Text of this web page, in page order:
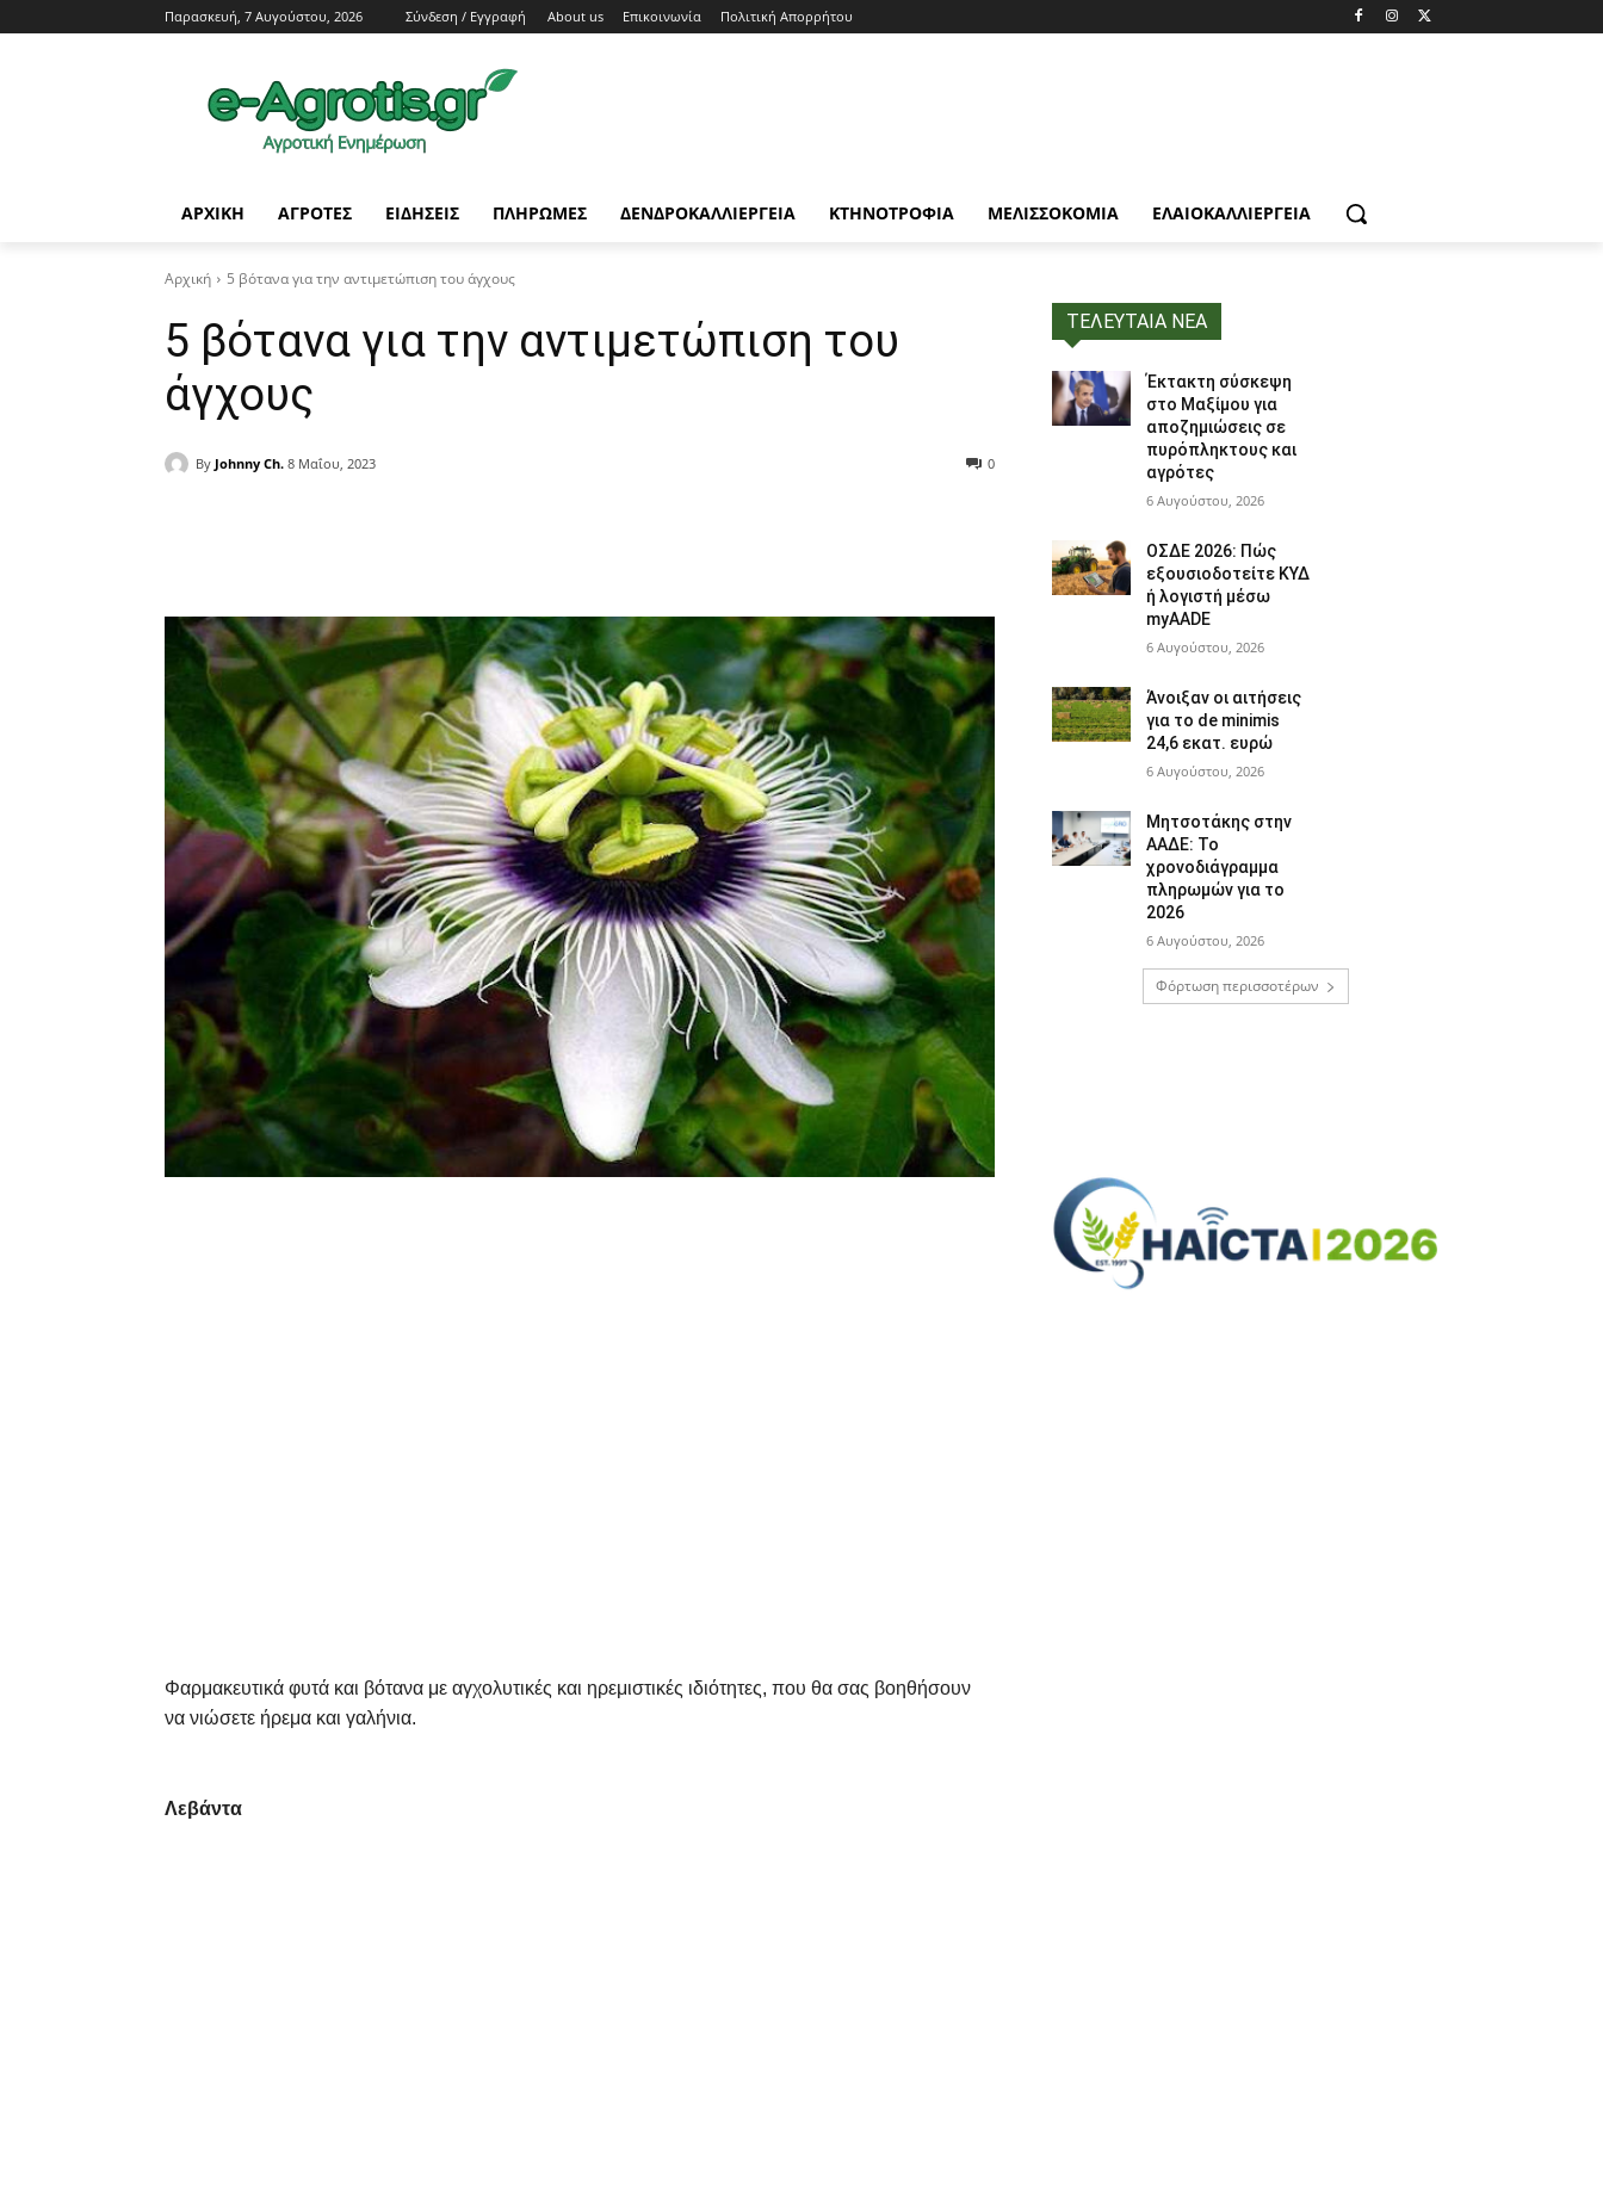
Παρασκευή, 7 Αυγούστου, 2026 Σύνδεση / Εγγραφή About us Επικοινωνία Πολιτική Απορρήτου
ΑΡΧΙΚΗ AΓΡΟΤΕΣ ΕΙΔΗΣΕΙΣ ΠΛΗΡΩΜΕΣ ΔΕΝΔΡΟΚΑΛΛΙΕΡΓΕΙΑ ΚΤΗΝΟΤΡΟΦΙΑ ΜΕΛΙΣΣΟΚΟΜΙΑ ΕΛΑΙΟΚΑΛΛΙΈΡΓΕΙΑ
Αρχική 5 βότανα για την αντιμετώπιση του άγχους
5 βότανα για την αντιμετώπιση του
άγχους
By Johnny Ch. 8 Μαΐου, 2023 0
Φαρμακευτικά φυτά και βότανα με αγχολυτικές και ηρεμιστικές ιδιότητες, που θα σας βοηθήσουν
να νιώσετε ήρεμα και γαλήνια.
Λεβάντα
ΤΕΛΕΥΤΑΙΑ ΝΕΑ
Έκτακτη σύσκεψη
στο Μαξίμου για
αποζημιώσεις σε
πυρόπληκτους και
αγρότες
6 Αυγούστου, 2026
ΟΣΔΕ 2026: Πώς
εξουσιοδοτείτε ΚΥΔ
ή λογιστή μέσω
myAADE
6 Αυγούστου, 2026
Άνοιξαν οι αιτήσεις
για το de minimis
24,6 εκατ. ευρώ
6 Αυγούστου, 2026
Μητσοτάκης στην
ΑΑΔΕ: Το
χρονοδιάγραμμα
πληρωμών για το
2026
6 Αυγούστου, 2026
Φόρτωση περισσοτέρων